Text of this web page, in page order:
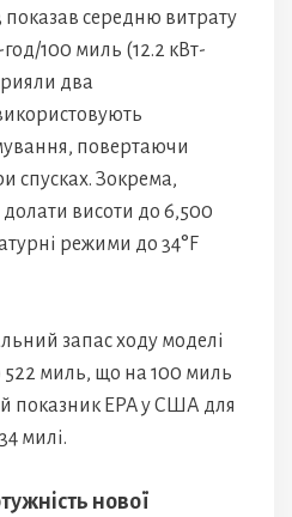
показав середню витрату
100 миль (12.2 кВт-
два
повертаючи
спусках. Зокрема,
долати висоти до 6,500
режими до 34°F
запас ходу моделі
522 миль, що на 100 миль
показник EPA у США для
милі.
нової